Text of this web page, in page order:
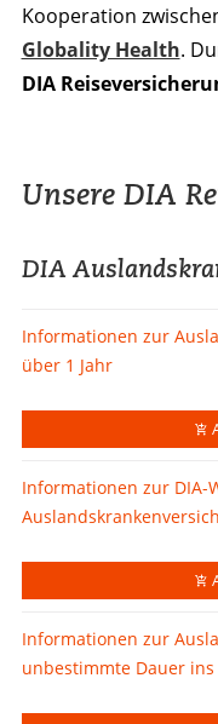
Kooperation
Globality Health.
DIA
Unsere DIA
DIA
Informationen zur
über 1 Jahr
Informationen zur DIA-
Informationen zur
unbestimmte Dauer ins